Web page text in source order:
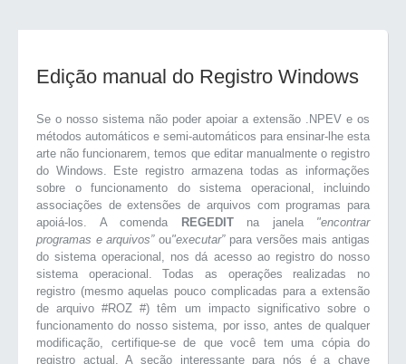
Edição manual do Registro Windows
Se o nosso sistema não poder apoiar a extensão .NPEV e os
métodos automáticos e semi-automáticos para ensinar-lhe esta
arte não funcionarem, temos que editar manualmente o registro
do Windows. Este registro armazena todas as informações
sobre o funcionamento do sistema operacional, incluindo
associações de extensões de arquivos com programas para
apoiá-los. A comenda
REGEDITna janela "encontrar
programas e arquivos”ou"executar”para versões mais antigas
do sistema operacional, nos dá acesso ao registro do nosso
sistema operacional. Todas as operações realizadas no
registro (mesmo aquelas pouco complicadas para a extensão
de arquivo #ROZ #) têm um impacto significativo sobre o
funcionamento do nosso sistema, por isso, antes de qualquer
modificação, certifique-se de que você tem uma cópia do
registro actual. A seção interessante para nós é a chave